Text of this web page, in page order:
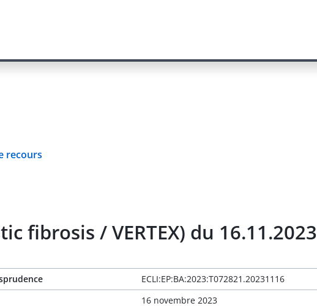
recours
fibrosis / VERTEX) du 16.11.2023
ECLI:EP:BA:2023:T072821.20231116
16 novembre 2023